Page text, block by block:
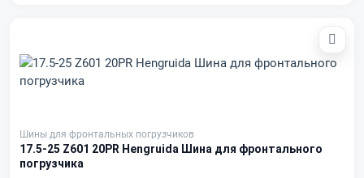
Шины для фронтальных погрузчиков
17.5-25 Z601 20PR Hengruida Шина для фронтального
погрузчика